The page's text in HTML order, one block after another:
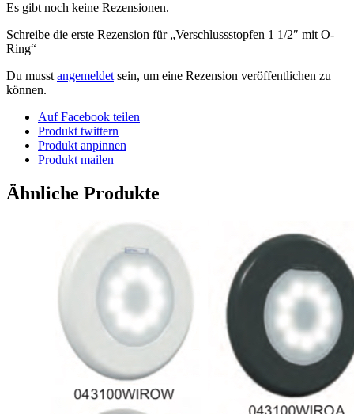
Es gibt noch keine Rezensionen.
Schreibe die erste Rezension für „Verschlussstopfen 1 1/2″ mit O-
Ring“
Du musst angemeldet sein, um eine Rezension veröffentlichen zu
können.
Auf Facebook teilen
Produkt twittern
Produkt anpinnen
Produkt mailen
Ähnliche Produkte